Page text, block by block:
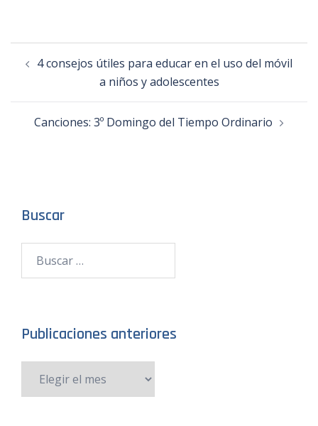
4 consejos útiles para educar en el uso del móvil
a niños y adolescentes
Canciones: 3º Domingo del Tiempo Ordinario
Buscar
Publicaciones anteriores